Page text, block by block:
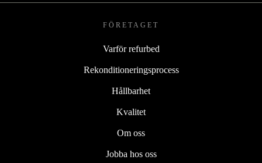
FÖRETAGET
Varför refurbed
Rekonditioneringsprocess
Hållbarhet
Kvalitet
Om oss
Jobba hos oss